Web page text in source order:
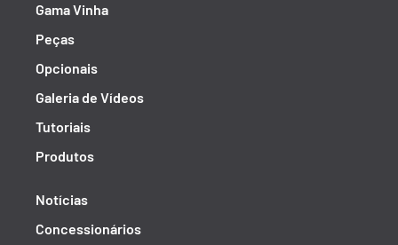
Gama Vinha
Peças
Opcionais
Galeria de Vídeos
Tutoriais
Produtos
Notícias
Concessionários